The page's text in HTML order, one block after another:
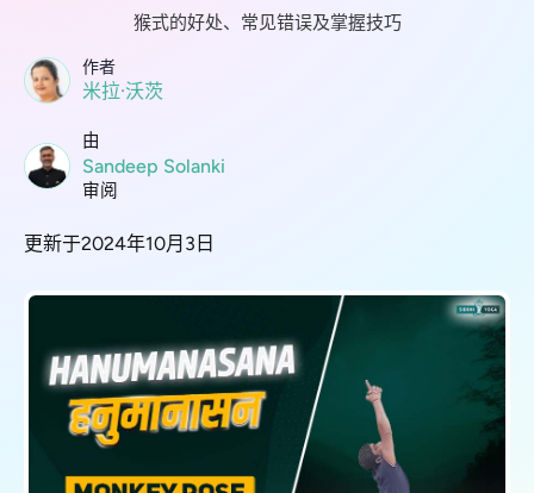
猴式的好处、常见错误及掌握技巧
作者
米拉·沃茨
由
Sandeep Solanki
审阅
更新于2024年10月3日